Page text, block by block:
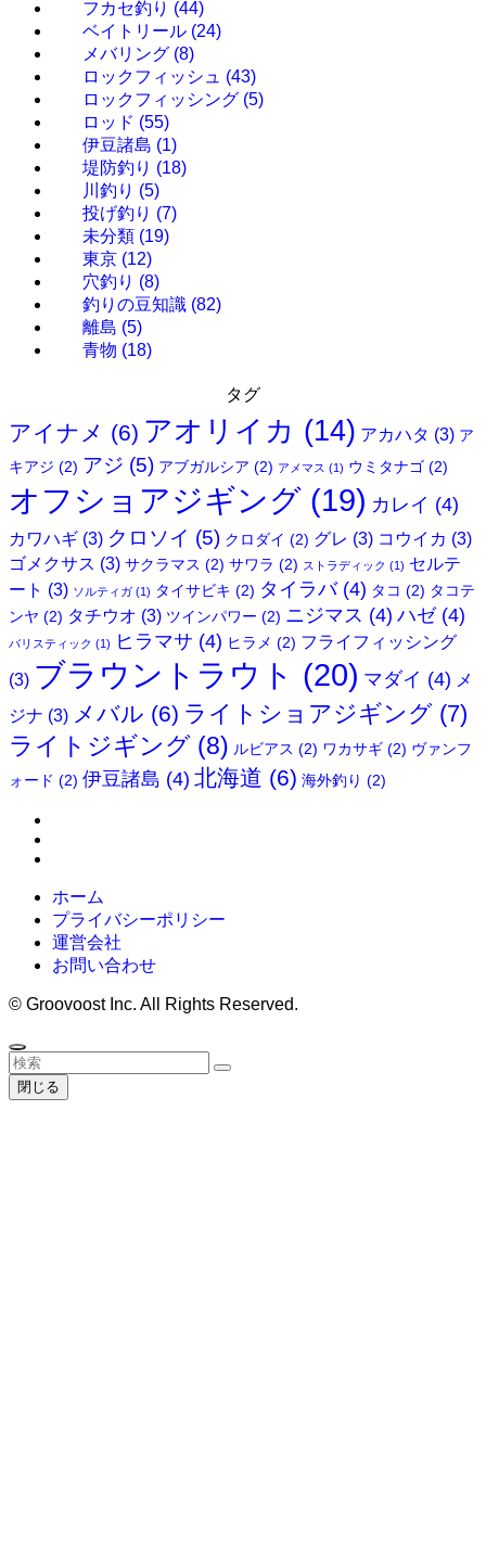
フカセ釣り (44)
ベイトリール (24)
メバリング (8)
ロックフィッシュ (43)
ロックフィッシング (5)
ロッド (55)
伊豆諸島 (1)
堤防釣り (18)
川釣り (5)
投げ釣り (7)
未分類 (19)
東京 (12)
穴釣り (8)
釣りの豆知識 (82)
離島 (5)
青物 (18)
タグ
アイナメ (6) アオリイカ (14) アカハタ (3) ア
キアジ (2) アジ (5) アブガルシア (2) アメマス (1) ウミタナゴ (2)
オフショアジギング (19) カレイ (4)
カワハギ (3) クロソイ (5) クロダイ (2) グレ (3) コウイカ (3)
ゴメクサス (3) サクラマス (2) サワラ (2) ストラディック (1) セルテ
ート (3) ソルティガ (1) タイサビキ (2) タイラバ(4) タコ (2) タコテ
ンヤ (2) タチウオ (3) ツインパワー (2) ニジマス (4) ハゼ(4)
バリスティック (1) ヒラマサ (4) ヒラメ (2) フライフィッシング
(3) ブラウントラウト (20) マダイ (4) メ
ジナ (3) メバル (6) ライトショアジギング (7)
ライトジギング (8) ルビアス (2) ワカサギ (2) ヴァンフ
ォード (2) 伊豆諸島 (4) 北海道 (6) 海外釣り (2)
ホーム
プライバシーポリシー
運営会社
お問い合わせ
© Groovoost Inc. All Rights Reserved.
閉じる